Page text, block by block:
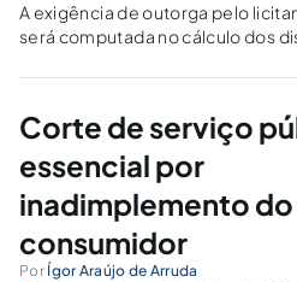
A exigência de outorga pelo
será computada no cálculo dos
da tarifa cobrada dos usuários e
qualidade, na ampliação, na
obras e dos serviços prestados.
Corte de serviço
essencial por
inadimplemento do
consumidor
Por Ígor Araújo de Arruda